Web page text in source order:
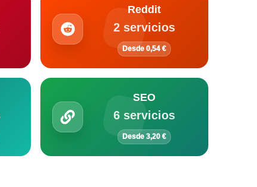
Reddit
2 servicios
Desde 0,54 €
SEO
6 servicios
Desde 3,20 €